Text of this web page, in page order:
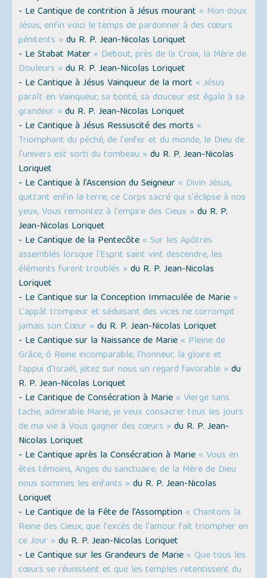
- Le Cantique de contrition à Jésus mourant « Mon doux
Jésus, enfin voici le temps de pardonner à des cœurs
pénitents » du R. P. Jean-Nicolas Loriquet
- Le Stabat Mater « Debout, près de la Croix, la Mère de
Douleurs » du R. P. Jean-Nicolas Loriquet
- Le Cantique à Jésus Vainqueur de la mort « Jésus
paraît en Vainqueur, sa bonté, sa douceur est égale à sa
grandeur » du R. P. Jean-Nicolas Loriquet
- Le Cantique à Jésus Ressuscité des morts «
Triomphant du péché, de l'enfer et du monde, le Dieu de
l'univers est sorti du tombeau » du R. P. Jean-Nicolas
Loriquet
- Le Cantique à l’Ascension du Seigneur « Divin Jésus,
quittant enfin la terre, ce Corps sacré qui s'éclipse à nos
yeux, Vous remontez à l'empire des Cieux » du R. P.
Jean-Nicolas Loriquet
- Le Cantique de la Pentecôte « Sur les Apôtres
assemblés lorsque l'Esprit saint vint descendre, les
éléments furent troublés » du R. P. Jean-Nicolas
Loriquet
- Le Cantique sur la Conception Immaculée de Marie «
L'appât trompeur et séduisant des vices ne corrompit
jamais son Cœur » du R. P. Jean-Nicolas Loriquet
- Le Cantique sur la Naissance de Marie « Pleine de
Grâce, ô Reine incomparable, l'honneur, la gloire et
l'appui d'Israël, jetez sur nous un regard favorable » du
R. P. Jean-Nicolas Loriquet
- Le Cantique de Consécration à Marie « Vierge sans
tache, admirable Marie, je veux consacrer tous les jours
de ma vie à Vous gagner des cœurs » du R. P. Jean-
Nicolas Loriquet
- Le Cantique après la Consécration à Marie « Vous en
êtes témoins, Anges du sanctuaire, de la Mère de Dieu
nous sommes les enfants » du R. P. Jean-Nicolas
Loriquet
- Le Cantique de la Fête de l’Assomption « Chantons la
Reine des Cieux, que l'excès de l'amour fait triompher en
ce Jour » du R. P. Jean-Nicolas Loriquet
- Le Cantique sur les Grandeurs de Marie « Que tous les
cœurs se réunissent et que les temples retentissent du